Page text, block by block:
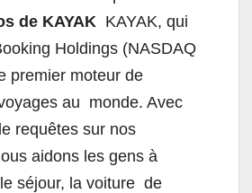
de KAYAK KAYAK, qui
Holdings (NASDAQ
premier moteur de
au monde. Avec
requêtes sur nos
aidons les gens à
séjour, la voiture de